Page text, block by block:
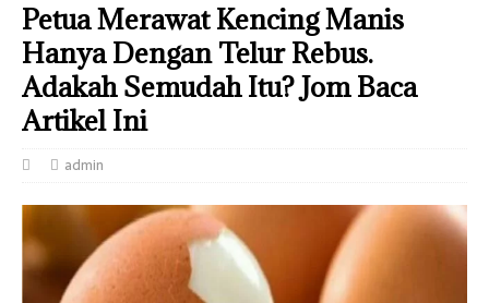
Petua Merawat Kencing Manis
Hanya Dengan Telur Rebus.
Adakah Semudah Itu? Jom Baca
Artikel Ini
admin